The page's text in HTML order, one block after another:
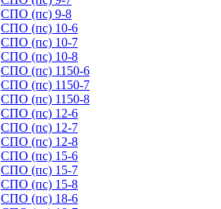
СПО (пс) 9-8
СПО (пс) 10-6
СПО (пс) 10-7
СПО (пс) 10-8
СПО (пс) 1150-6
СПО (пс) 1150-7
СПО (пс) 1150-8
СПО (пс) 12-6
СПО (пс) 12-7
СПО (пс) 12-8
СПО (пс) 15-6
СПО (пс) 15-7
СПО (пс) 15-8
СПО (пс) 18-6